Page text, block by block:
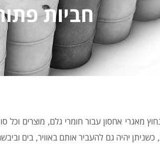
חביות
מאגרי אחסון עבור חומרי גלם, מוצרים וכל
כשניתן יהיה גם להעביר אותם באוויר, בים